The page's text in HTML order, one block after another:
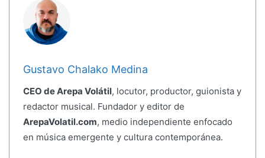
Gustavo Chalako Medina
CEO de Arepa Volátil, locutor, productor, guionista y
redactor musical. Fundador y editor de
ArepaVolatil.com, medio independiente enfocado
en música emergente y cultura contemporánea.